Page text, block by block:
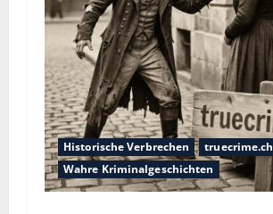
Historische Verbrechen
truecrime.ch
Wahre Kriminalgeschichten